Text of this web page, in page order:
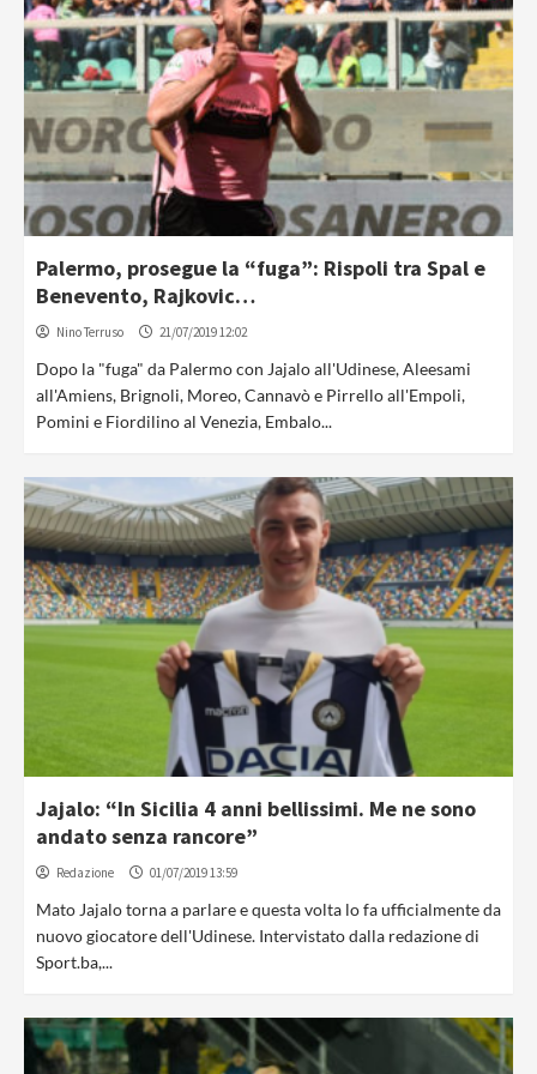
Palermo, prosegue la “fuga”: Rispoli tra Spal e
Benevento, Rajkovic…
Nino Terruso 21/07/2019 12:02
Dopo la "fuga" da Palermo con Jajalo all'Udinese, Aleesami
all'Amiens, Brignoli, Moreo, Cannavò e Pirrello all'Empoli,
Pomini e Fiordilino al Venezia, Embalo...
Jajalo: “In Sicilia 4 anni bellissimi. Me ne sono
andato senza rancore”
Redazione 01/07/2019 13:59
Mato Jajalo torna a parlare e questa volta lo fa ufficialmente da
nuovo giocatore dell'Udinese. Intervistato dalla redazione di
Sport.ba,...